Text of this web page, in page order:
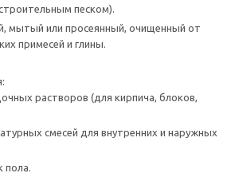
песком).
мытый или просеянный, очищенный от
примесей и глины.
растворов (для кирпича, блоков,
смесей для внутренних и наружных
пола.